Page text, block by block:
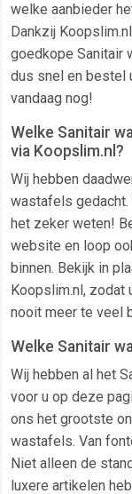
welke aanbieder
Dankzij
goedkope Sanitair
dus snel en bestel
vandaag nog!
Welke Sanitair
via Koopslim.nl?
Wij hebben
wastafels gedacht.
het zeker weten!
website en loop
binnen. Bekijk in
Koopslim.nl, zodat
nooit meer te veel
Welke Sanitair
Wij hebben al het
voor u op deze
ons het grootste
wastafels. Van
Niet alleen de
luxere artikelen